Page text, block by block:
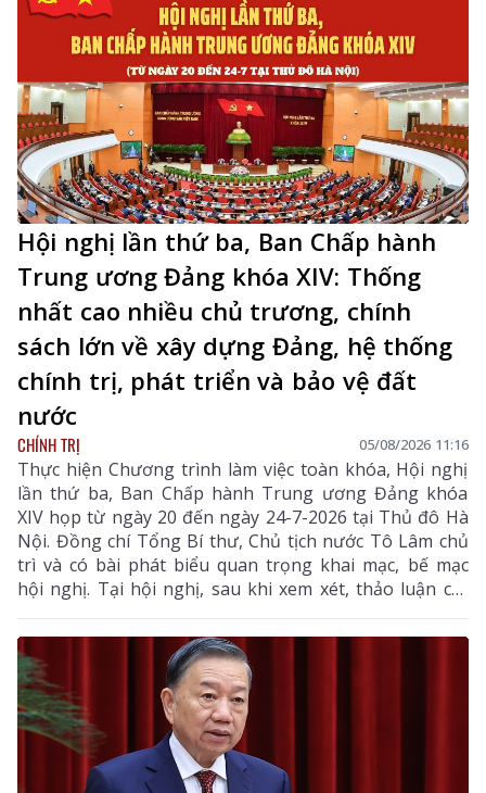
Trung ương.
Hội nghị lần thứ ba, Ban Chấp hành
Trung ương Đảng khóa XIV: Thống
nhất cao nhiều chủ trương, chính
sách lớn về xây dựng Đảng, hệ thống
chính trị, phát triển và bảo vệ đất
nước
CHÍNH TRỊ 05/08/2026 11:16
Thực hiện Chương trình làm việc toàn khóa, Hội nghị
lần thứ ba, Ban Chấp hành Trung ương Đảng khóa
XIV họp từ ngày 20 đến ngày 24-7-2026 tại Thủ đô Hà
Nội. Đồng chí Tổng Bí thư, Chủ tịch nước Tô Lâm chủ
trì và có bài phát biểu quan trọng khai mạc, bế mạc
hội nghị. Tại hội nghị, sau khi xem xét, thảo luận các
tờ trình, báo cáo của Bộ Chính trị, Ban Chấp hành
Trung ương đã thống nhất cao nhiều chủ trương,
chính sách lớn về xây dựng Đảng, hệ thống chính trị,
phát triển và bảo vệ đất nước.